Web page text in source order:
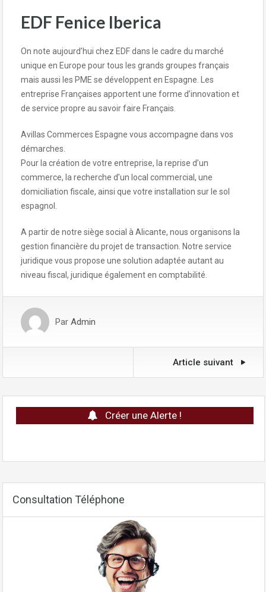
EDF Fenice Iberica
On note aujourd’hui chez EDF dans le cadre du marché
unique en Europe pour tous les grands groupes français
mais aussi les PME se développent en Espagne. Les
entreprise Françaises apportent une forme d’innovation et
de service propre au savoir faire Français.
Avillas Commerces Espagne vous accompagne dans vos
démarches.
Pour la création de votre entreprise, la reprise d’un
commerce, la recherche d’un local commercial, une
domiciliation fiscale, ainsi que votre installation sur le sol
espagnol.
A partir de notre siège social à Alicante, nous organisons la
gestion financière du projet de transaction. Notre service
juridique vous propose une solution adaptée autant au
niveau fiscal, juridique également en comptabilité.
Par Admin
Article suivant
Créer une Alerte !
Consultation Téléphone